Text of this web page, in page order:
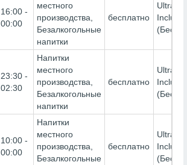
16:00 -
00:00
местного
производства,
Безалкогольные
напитки
бесплатно
Ultra All
23:30 -
02:30
Напитки
местного
производства,
Безалкогольные
напитки
бесплатно
Ultra All
10:00 -
00:00
Напитки
местного
производства,
Безалкогольные
бесплатно
Ultra All